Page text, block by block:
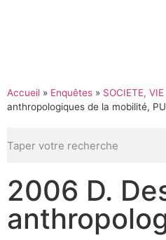
Accueil » Enquêtes » SOCIETE,
anthropologiques de la mobilité,
2006 D.